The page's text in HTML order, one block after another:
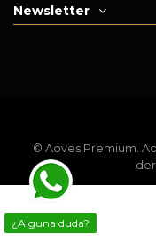
¿Alguna duda?
Newsletter
© Aoves Premium.